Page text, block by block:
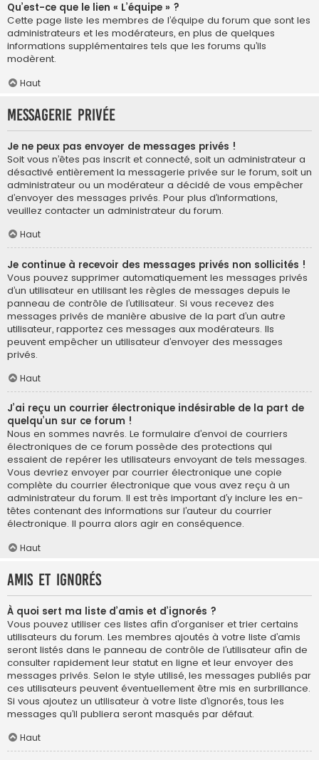
Qu’est-ce que le lien « L’équipe » ?
Cette page liste les membres de l’équipe du forum que sont les
administrateurs et les modérateurs, en plus de quelques
informations supplémentaires tels que les forums qu’ils
modèrent.
Haut
Messagerie privée
Je ne peux pas envoyer de messages privés !
Soit vous n’êtes pas inscrit et connecté, soit un administrateur a
désactivé entièrement la messagerie privée sur le forum, soit un
administrateur ou un modérateur a décidé de vous empêcher
d’envoyer des messages privés. Pour plus d’informations,
veuillez contacter un administrateur du forum.
Haut
Je continue à recevoir des messages privés non sollicités !
Vous pouvez supprimer automatiquement les messages privés
d’un utilisateur en utilisant les règles de messages depuis le
panneau de contrôle de l’utilisateur. Si vous recevez des
messages privés de manière abusive de la part d’un autre
utilisateur, rapportez ces messages aux modérateurs. Ils
peuvent empêcher un utilisateur d’envoyer des messages
privés.
Haut
J’ai reçu un courrier électronique indésirable de la part de
quelqu’un sur ce forum !
Nous en sommes navrés. Le formulaire d’envoi de courriers
électroniques de ce forum possède des protections qui
essaient de repérer les utilisateurs envoyant de tels messages.
Vous devriez envoyer par courrier électronique une copie
complète du courrier électronique que vous avez reçu à un
administrateur du forum. Il est très important d’y inclure les en-
têtes contenant des informations sur l’auteur du courrier
électronique. Il pourra alors agir en conséquence.
Haut
Amis et ignorés
À quoi sert ma liste d’amis et d’ignorés ?
Vous pouvez utiliser ces listes afin d’organiser et trier certains
utilisateurs du forum. Les membres ajoutés à votre liste d’amis
seront listés dans le panneau de contrôle de l’utilisateur afin de
consulter rapidement leur statut en ligne et leur envoyer des
messages privés. Selon le style utilisé, les messages publiés par
ces utilisateurs peuvent éventuellement être mis en surbrillance.
Si vous ajoutez un utilisateur à votre liste d’ignorés, tous les
messages qu’il publiera seront masqués par défaut.
Haut